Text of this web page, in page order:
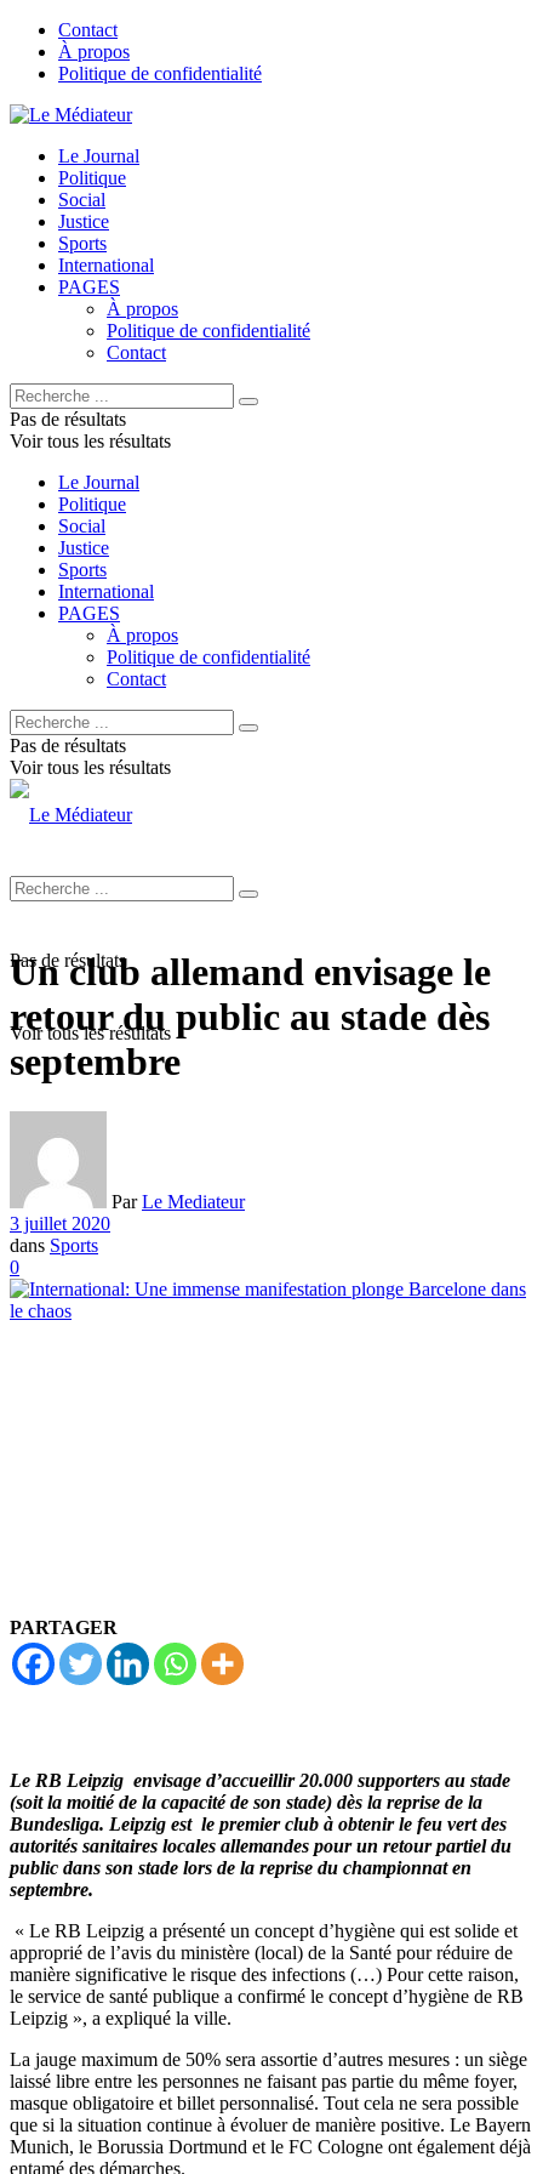
Contact
À propos
Politique de confidentialité
Le Journal
Politique
Social
Justice
Sports
International
PAGES
À propos
Politique de confidentialité
Contact
Pas de résultats
Voir tous les résultats
Le Journal
Politique
Social
Justice
Sports
International
PAGES
À propos
Politique de confidentialité
Contact
Pas de résultats
Voir tous les résultats
Pas de résultats
Voir tous les résultats
Un club allemand envisage le
retour du public au stade dès
septembre
Par Le Mediateur
3 juillet 2020
dans Sports
0
PARTAGER
Le RB Leipzig envisage d’accueillir 20.000 supporters au stade
(soit la moitié de la capacité de son stade) dès la reprise de la
Bundesliga. Leipzig est le premier club à obtenir le feu vert des
autorités sanitaires locales allemandes pour un retour partiel du
public dans son stade lors de la reprise du championnat en
septembre.
« Le RB Leipzig a présenté un concept d’hygiène qui est solide et
approprié de l’avis du ministère (local) de la Santé pour réduire de
manière significative le risque des infections (…) Pour cette raison,
le service de santé publique a confirmé le concept d’hygiène de RB
Leipzig », a expliqué la ville.
La jauge maximum de 50% sera assortie d’autres mesures : un siège
laissé libre entre les personnes ne faisant pas partie du même foyer,
masque obligatoire et billet personnalisé. Tout cela ne sera possible
que si la situation continue à évoluer de manière positive. Le Bayern
Munich, le Borussia Dortmund et le FC Cologne ont également déjà
entamé des démarches.